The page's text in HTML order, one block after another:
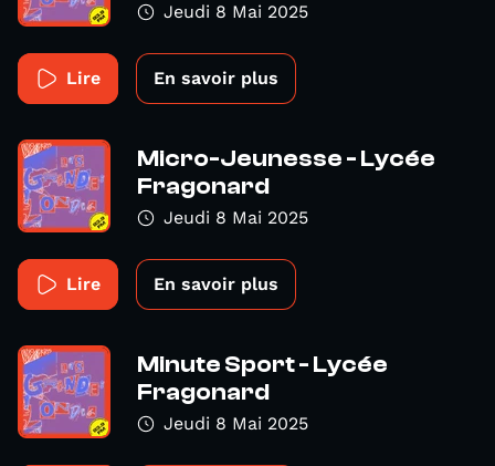
Jeudi 8 Mai 2025
Lire En savoir plus
Micro-Jeunesse - Lycée
Fragonard
Jeudi 8 Mai 2025
Lire En savoir plus
Minute Sport - Lycée
Fragonard
Jeudi 8 Mai 2025